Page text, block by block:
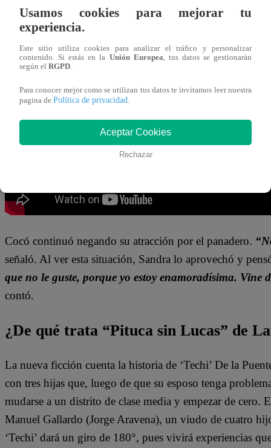
sucediendo.
“Está interesada en Bernie, por eso que
“¿Cómo se le ocurre decir una cosa así? ¡Qué
barbaridad escuchar una cosa así de una empleada!”,
continúo con lo suyo.“Soy mosca. Se nota que le
Cocó continuó negando su atracción por el panadero.
señaló. Al ver esta situación, Sandra lo aprovechó y
que no le guste, porque yo estoy enamoradísima. Vine
contó.
¿De qué trata “Pituca sin Lucas” de
La nueva ficción cuenta la historia de ‘Techi’ De la
con tres hijas que, luego de que su esposo tenga
mudarse a un distrito de clase media y empezar de cero.
Manuel Gallardo (Jorge Aravena), un viudo de cuatro
‘Techi’ dará un giro de 180°, pues vivirá experiencias
Usamos cookies para mejorar tu
experiencia.
Este sitio utiliza cookies para analizar el tráfico y personalizar
contenido. Si estás en la Unión Europea , tus datos se gestionarán
según el RGPD
Para conocer mejor como se utilizan tus datos te invitamos leer nuestra
pagina de Política de privacidad
Aceptar Cookies
Rechazar